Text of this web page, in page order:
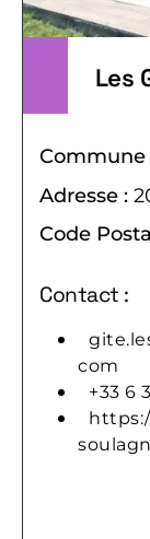
Les
Commune
Adresse :
Code
Contact :
com
+33 6